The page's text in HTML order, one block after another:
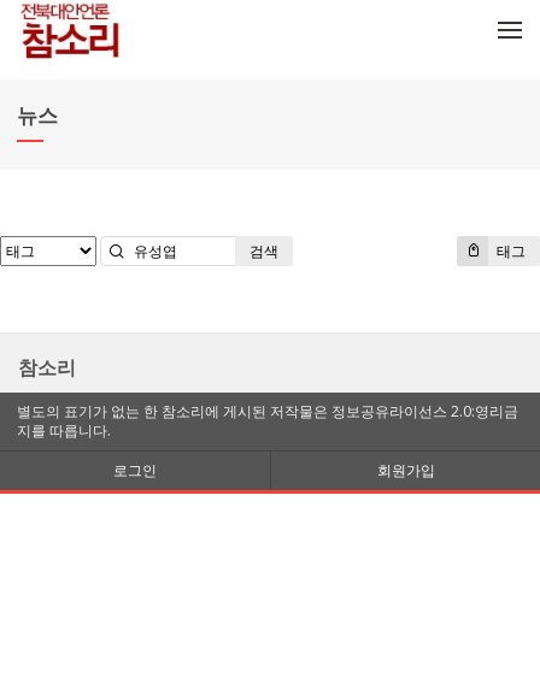
뉴스
태그
검색
참소리
별도의 표기가 없는 한 참소리에 게시된 저작물은 정보공유라이선스 2.0:영리금
지를 따릅니다.
로그인
회원가입